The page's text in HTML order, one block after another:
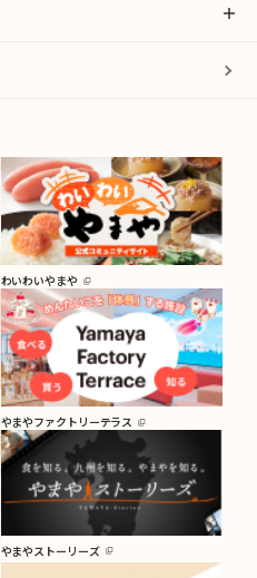
わいわいやまや
やまやファクトリーテラス
やまやストーリーズ